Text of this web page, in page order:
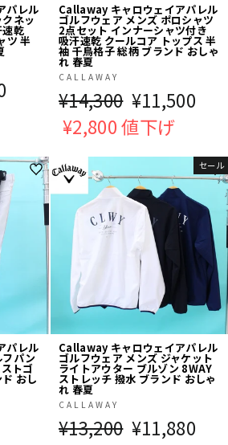
パレル
ネッ
速乾
ツ 半
Callaway キャロウェイアパレル
ゴルフウェア メンズ ポロシャツ
2点セット インナーシャツ付き
吸汗速乾 クールコア トップス 半
袖 千鳥格子 総柄 ブランド おしゃ
れ 春夏
CALLAWAY
通
常
格
¥14,300 販
売
価
格
¥11,500
¥2,800 値下げ
パレル
フパン
トゴ
おし
セール
Callaway キャロウェイアパレル
ゴルフウェア メンズ ジャケット
ライトアウター ブルゾン 8WAY
ストレッチ 撥水 ブランド おしゃ
れ 春夏
CALLAWAY
通
¥13,200 販
¥11,880